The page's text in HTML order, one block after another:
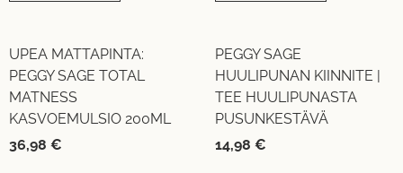
UPEA MATTAPINTA:
PEGGY SAGE TOTAL
MATNESS
KASVOEMULSIO 200ML
36,98 €
PEGGY SAGE
HUULIPUNAN KIINNITE |
TEE HUULIPUNASTA
PUSUNKESTÄVÄ
14,98 €